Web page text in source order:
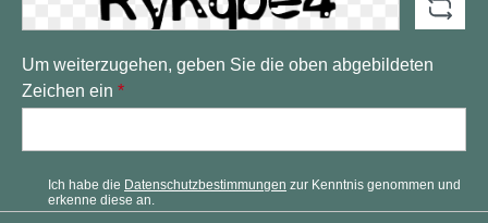
Um weiterzugehen, geben Sie die oben abgebildeten
Zeichen ein *
Ich habe die Datenschutzbestimmungen zur Kenntnis genommen und
erkenne diese an.